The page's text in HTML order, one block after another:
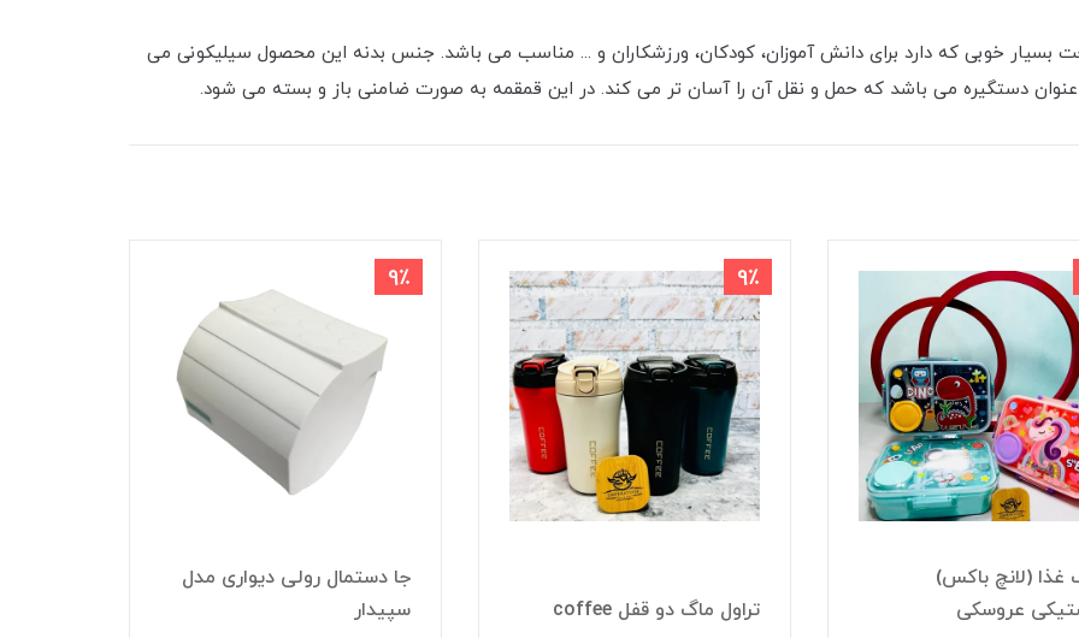
گنجایش 1 لیتر و کیفیت ساخت بسیار خوبی که دارد برای دانش آموزان، کودکان، ورزشکاران و ... مناسب می باشد. جنس بدنه این محصول سیلیکونی می
عنوان دستگیره می باشد که حمل و نقل آن را آسان تر می کند. در این قمقمه به صورت ضامنی باز و بسته می شود.
غذا (لانچ باکس)
عروسکی
9٪
تراول ماگ دو قفل coffee
9٪
جا دستمال رولی دیواری مدل
سپیدار